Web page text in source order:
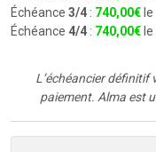
Échéance 3/4 : 740,00€
Échéance 4/4 : 740,00€
L’échéancier
paiement. Alma est